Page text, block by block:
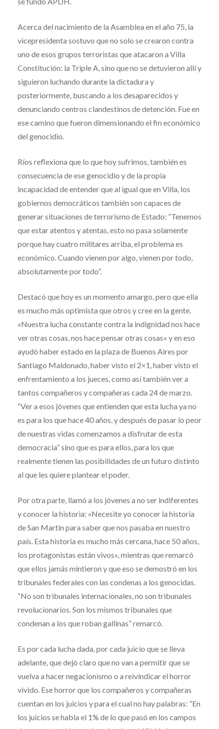
Acerca del nacimiento de la Asamblea en el año 75, la
vicepresidenta sostuvo que no solo se crearon contra
uno de esos grupos terroristas que atacaron a Villa
Constitución: la Triple A, sino que no se detuvieron allí y
siguieron luchando durante la dictadura y
posteriormente, buscando a los desaparecidos y
denunciando centros clandestinos de detención. Fue en
ese camino que fueron dimensionando el fin económico
del genocidio.
Ríos reflexiona que lo que hoy sufrimos, también es
consecuencia de ese genocidio y de la propia
incapacidad de entender que al igual que en Villa, los
gobiernos democráticos también son capaces de
generar situaciones de terrorismo de Estado: “Tenemos
que estar atentos y atentas, esto no pasa solamente
porque hay cuatro militares arriba, el problema es
económico. Cuando vienen por algo, vienen por todo,
absolutamente por todo”.
Destacó que hoy es un momento amargo, pero que ella
es mucho más optimista que otros y cree en la gente.
«Nuestra lucha constante contra la indignidad nos hace
ver otras cosas, nos hace pensar otras cosas» y en eso
ayudó haber estado en la plaza de Buenos Aires por
Santiago Maldonado, haber visto el 2×1, haber visto el
enfrentamiento a los jueces, como así también ver a
tantos compañeros y compañeras cada 24 de marzo.
“Ver a esos jóvenes que entienden que esta lucha ya no
es para los que hace 40 años, y después de pasar lo peor
de nuestras vidas comenzamos a disfrutar de esta
democracia” sino que es para ellos, para los que
realmente tienen las posibilidades de un futuro distinto
al que les quiere plantear el poder.
Por otra parte, llamó a los jóvenes a no ser indiferentes
y conocer la historia: «Necesite yo conocer la historia
de San Martin para saber que nos pasaba en nuestro
país. Esta historia es mucho más cercana, hace 50 años,
los protagonistas están vivos», mientras que remarcó
que ellos jamás mintieron y que eso se demostró en los
tribunales federales con las condenas a los genocidas.
“No son tribunales internacionales, no son tribunales
revolucionarios. Son los mismos tribunales que
condenan a los que roban gallinas” remarcó.
Es por cada lucha dada, por cada juicio que se lleva
adelante, que dejó claro que no van a permitir que se
vuelva a hacer negacionismo o a reivindicar el horror
vivido. Ese horror que los compañeros y compañeras
cuentan en los juicios y para el cual no hay palabras: “En
los juicios se habla el 1% de lo que pasó en los campos